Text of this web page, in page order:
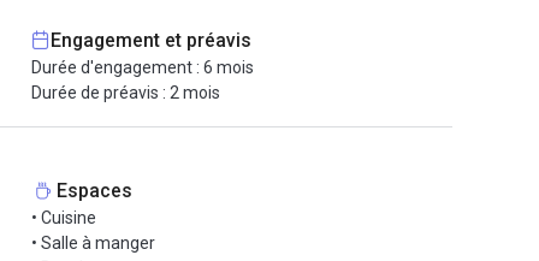
et une salle de bain pouvant éventuellement être
y a une marche pour accéder à l'espace).
Engagement et préavis
Durée d'engagement : 6 mois
Durée de préavis : 2 mois
Espaces
• Cuisine
• Salle à manger